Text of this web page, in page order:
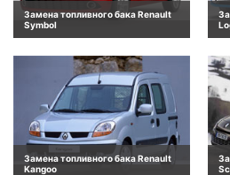
Замена топливного бака Renault
Symbol
Замена топливного бака Renault
Kangoo